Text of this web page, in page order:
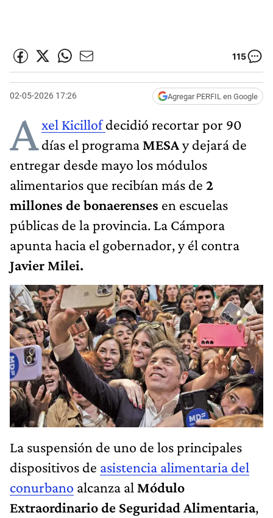
115
02-05-2026 17:26 Agregar PERFIL en Google
Axel Kicillofdecidió recortar por 90
días el programa MESAy dejará de
entregar desde mayo los módulos
alimentarios que recibían más de 2
millones de bonaerenses en escuelas
públicas de la provincia. La Cámpora
apunta hacia el gobernador, y él contra
Javier Milei.
La suspensión de uno de los principales
dispositivos de asistencia alimentaria del
conurbano alcanza al Módulo
Extraordinario de Seguridad Alimentaria,